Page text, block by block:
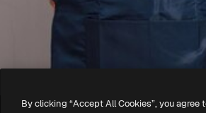
By clicking “Accept All Cookies”, you